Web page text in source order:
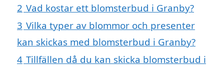
2 Vad kostar ett blomsterbud i Granby?
3 Vilka typer av blommor och presenter
kan skickas med blomsterbud i Granby?
4 Tillfällen då du kan skicka blomsterbud i